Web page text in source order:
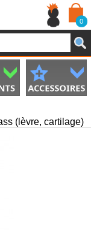
0
(lèvre, cartilage)